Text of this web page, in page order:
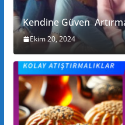
Kendine Güven
Ekim 20, 2024